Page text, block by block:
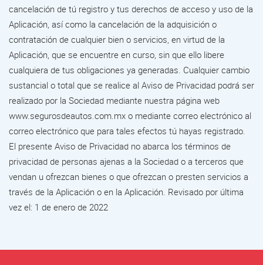
cancelación de tú registro y tus derechos de acceso y uso de la
Aplicación, así como la cancelación de la adquisición o
contratación de cualquier bien o servicios, en virtud de la
Aplicación, que se encuentre en curso, sin que ello libere
cualquiera de tus obligaciones ya generadas. Cualquier cambio
sustancial o total que se realice al Aviso de Privacidad podrá ser
realizado por la Sociedad mediante nuestra página web
www.segurosdeautos.com.mx o mediante correo electrónico al
correo electrónico que para tales efectos tú hayas registrado.
El presente Aviso de Privacidad no abarca los términos de
privacidad de personas ajenas a la Sociedad o a terceros que
vendan u ofrezcan bienes o que ofrezcan o presten servicios a
través de la Aplicación o en la Aplicación. Revisado por última
vez el: 1 de enero de 2022